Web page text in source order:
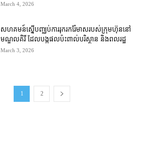
March 4, 2026
សហគមន៍​ស្នើ​​បញ្ឈប់​ការ​រុករក​រ៉ែ​មាស​របស់​ក្រុមហ៊ុន​នៅ​
មណ្ឌលគិរី ដែល​បង្ក​ផល​ប៉ះពាល់​បរិស្ថាន និង​ពលរដ្ឋ
March 3, 2026
1 2